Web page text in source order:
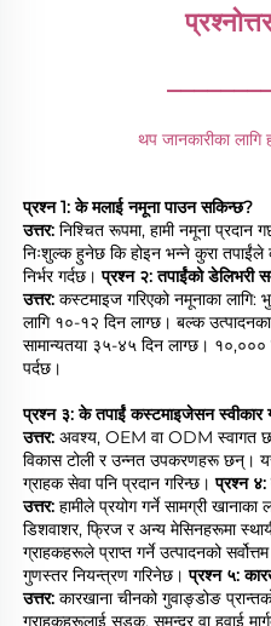
थप जानकारीका लागि
प्रश्न 1: के मलाई नमूना पाउन सकिन्छ?
उत्तर: निश्चित रूपमा, हामी नमूना प्रदान
निःशुल्क हुनेछ कि होइन भन्ने कुरा
निर्भर गर्दछ। प्रश्न २: तपाईंको डेलिभरी
उत्तर: कस्टमाइज गरिएको नमूनाका लागि:
लागि १०-१२ दिन लाग्छ। बल्क
सामान्यतया ३५-४५ दिन लाग्छ।
पर्दछ।
प्रश्न ३: के तपाईं कस्टमाइजेसन स्वीकार
उत्तर: अवश्य, OEM वा ODM स्वागत
विकास टोली र उन्नत उपकरणहरू छन्।
ग्राहक सेवा पनि प्रदान गरिन्छ। प्रश्न ४:
उत्तर: हामीले प्रयोग गर्ने सामग्री
डिशवाशर, फ्रिज र अन्य मेसिनहरूमा
ग्राहकहरूले प्राप्त गर्ने उत्पादनको
गुणस्तर नियन्त्रण गरिनेछ। प्रश्न ५:
उत्तर: कारखाना चीनको गुवाङ्डोङ
ग्राहकहरूलाई सडक, समुन्द्र वा हवाई